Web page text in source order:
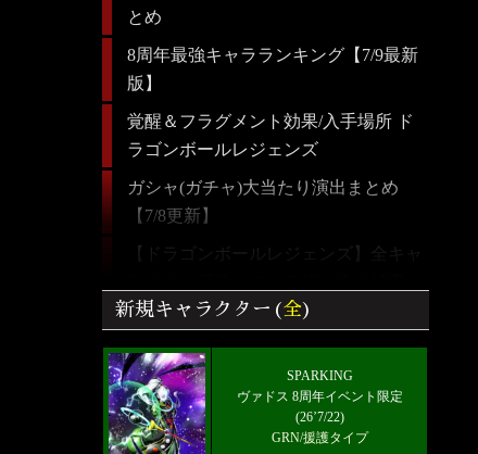
とめ
8周年最強キャラランキング【7/9最新
版】
覚醒＆フラグメント効果/入手場所 ド
ラゴンボールレジェンズ
ガシャ(ガチャ)大当たり演出まとめ
【7/8更新】
【ドラゴンボールレジェンズ】全キャ
最強パーティーとランキング！【5/24
更新】
ULTRA 超サイヤ人ゴッドSSベジット
RED赤属性 レベル5000フルブースト
限界突破★7+
新規キャラクター(全)
SPARKING
ヴァドス 8周年イベント限定
(26’7/22)
GRN/援護タイプ